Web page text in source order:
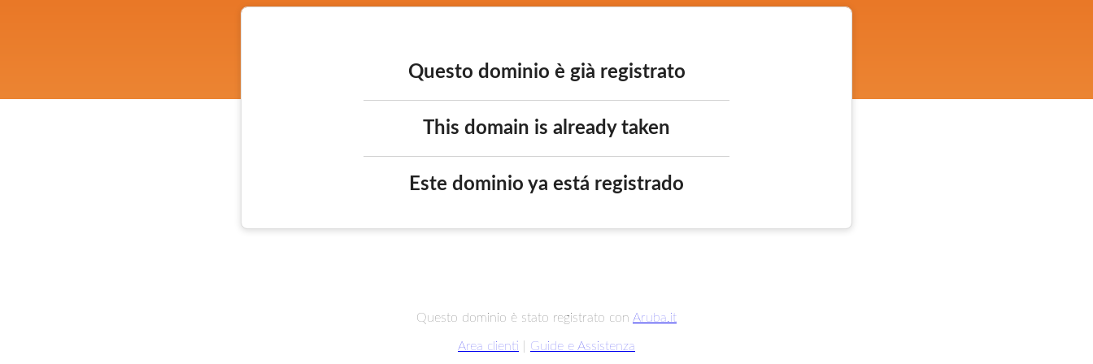
Questo dominio è già registrato
This domain is already taken
Este dominio ya está registrado
Questo dominio è stato registrato con Aruba.it
Area clienti Guide e Assistenza